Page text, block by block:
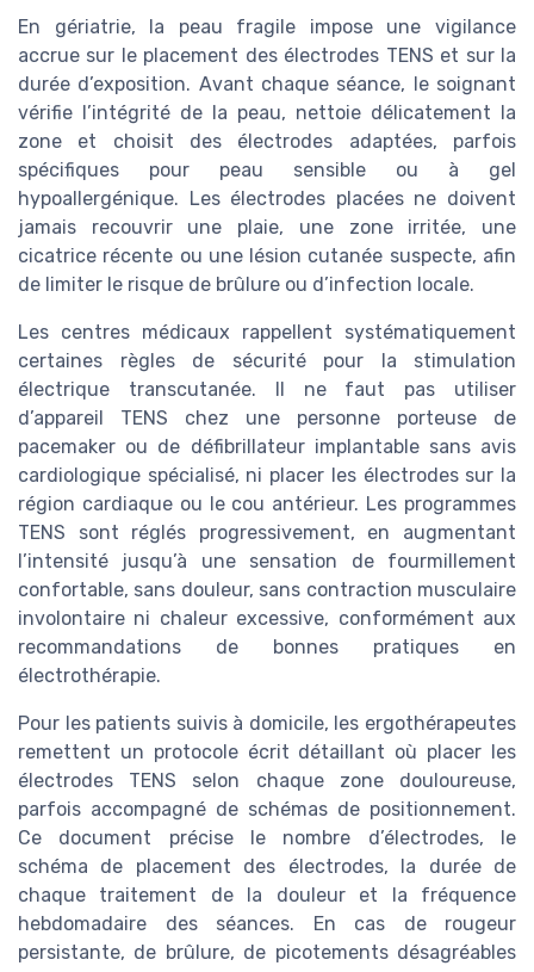
En gériatrie, la peau fragile impose une vigilance
accrue sur le placement des électrodes TENS et sur la
durée d’exposition. Avant chaque séance, le soignant
vérifie l’intégrité de la peau, nettoie délicatement la
zone et choisit des électrodes adaptées, parfois
spécifiques pour peau sensible ou à gel
hypoallergénique. Les électrodes placées ne doivent
jamais recouvrir une plaie, une zone irritée, une
cicatrice récente ou une lésion cutanée suspecte, afin
de limiter le risque de brûlure ou d’infection locale.
Les centres médicaux rappellent systématiquement
certaines règles de sécurité pour la stimulation
électrique transcutanée. Il ne faut pas utiliser
d’appareil TENS chez une personne porteuse de
pacemaker ou de défibrillateur implantable sans avis
cardiologique spécialisé, ni placer les électrodes sur la
région cardiaque ou le cou antérieur. Les programmes
TENS sont réglés progressivement, en augmentant
l’intensité jusqu’à une sensation de fourmillement
confortable, sans douleur, sans contraction musculaire
involontaire ni chaleur excessive, conformément aux
recommandations de bonnes pratiques en
électrothérapie.
Pour les patients suivis à domicile, les ergothérapeutes
remettent un protocole écrit détaillant où placer les
électrodes TENS selon chaque zone douloureuse,
parfois accompagné de schémas de positionnement.
Ce document précise le nombre d’électrodes, le
schéma de placement des électrodes, la durée de
chaque traitement de la douleur et la fréquence
hebdomadaire des séances. En cas de rougeur
persistante, de brûlure, de picotements désagréables